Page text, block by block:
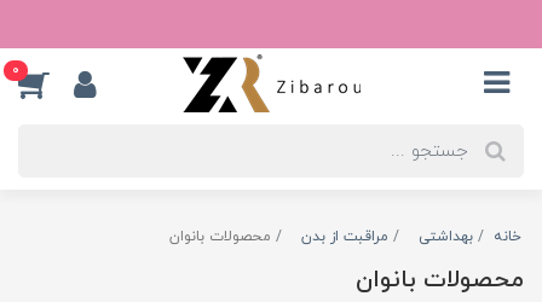
0
خانه بهداشتی مراقبت از بدن محصولات بانوان
محصولات بانوان